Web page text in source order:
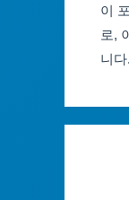
이
로,
니다.